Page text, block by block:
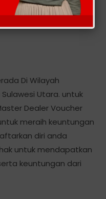
KABUPATEN ACEH
Di Wilayah
Utara. untuk
Dealer Voucher
meraih keuntungan
diri anda
untuk mendapatkan
keuntungan dari